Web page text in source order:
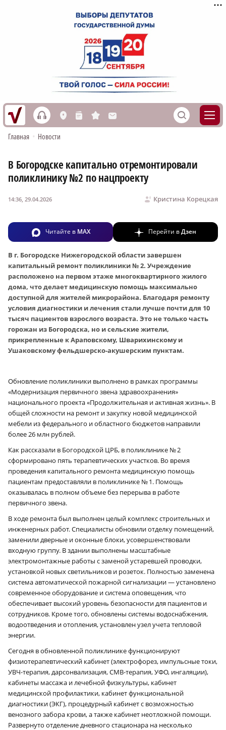
h L n s M S
Главная • Новости
В Богородске капитально отремонтировали
поликлинику №2 по нацпроекту
Кристина Корецкая
14:36, 29.04.2026
Читайте в MAX Перейти вДзен
В г. Богородске Нижегородской области завершен
капитальный ремонт поликлиники № 2. Учреждение
расположено на первом этаже многоквартирного жилого
дома, что делает медицинскую помощь максимально
доступной для жителей микрорайона. Благодаря ремонту
условия диагностики и лечения стали лучше почти для 10
тысяч пациентов взрослого возраста. Это не только часть
горожан из Богородска, но и сельские жители,
прикрепленные к Араповскому, Шварихинскому и
Ушаковскому фельдшерско-акушерским пунктам.
Обновление поликлиники выполнено в рамках программы
«Модернизация первичного звена здравоохранения»
национального проекта «Продолжительная и активная жизнь». В
общей сложности на ремонт и закупку новой медицинской
мебели из федерального и областного бюджетов направили
более 26 млн рублей.
Как рассказали в Богородской ЦРБ, в поликлинике № 2
сформировано пять терапевтических участков. Во время
проведения капитального ремонта медицинскую помощь
пациентам предоставляли в поликлинике № 1. Помощь
оказывалась в полном объеме без перерыва в работе
первичного звена.
В ходе ремонта был выполнен целый комплекс строительных и
инженерных работ. Специалисты обновили отделку помещений,
заменили дверные и оконные блоки, усовершенствовали
входную группу. В здании выполнены масштабные
электромонтажные работы с заменой устаревшей проводки,
установкой новых светильников и розеток. Полностью заменена
система автоматической пожарной сигнализации — установлено
современное оборудование и система оповещения, что
обеспечивает высокий уровень безопасности для пациентов и
сотрудников. Кроме того, обновлены системы водоснабжения,
водоотведения и отопления, установлен узел учета тепловой
энергии.
Сегодня в обновленной поликлинике функционируют
физиотерапевтический кабинет (электрофорез, импульсные токи,
УВЧ-терапия, дарсонвализация, СМВ-терапия, УФО, ингаляции),
кабинеты массажа и лечебной физкультуры, кабинет
медицинской профилактики, кабинет функциональной
диагностики (ЭКГ), процедурный кабинет с возможностью
венозного забора крови, а также кабинет неотложной помощи.
Развернуто отделение дневного стационара на несколько